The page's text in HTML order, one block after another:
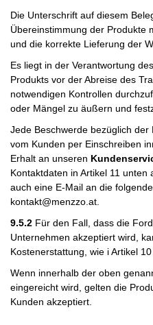
Die Unterschrift auf diesem
Übereinstimmung der Produkte
und die korrekte Lieferung der
Es liegt in der Verantwortung
Produkts vor der Abreise des
notwendigen Kontrollen
oder Mängel zu äußern und
Jede Beschwerde bezüglich
vom Kunden per Einschreiben
Erhalt an unseren
Kontaktdaten in Artikel 11
auch eine E-Mail an die
kontakt@menzzo.at
9.5.2 Für den Fall, dass die
Unternehmen akzeptiert wird,
Kostenerstattung, wie i Artikel
Wenn innerhalb der oben
eingereicht wird, gelten die
Kunden akzeptiert.